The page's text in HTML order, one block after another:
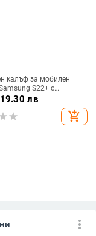
калъф за мобилен
S22+ с
цвете, защита от
Film Case за Apple
19.30 лв
add_shopping_cart